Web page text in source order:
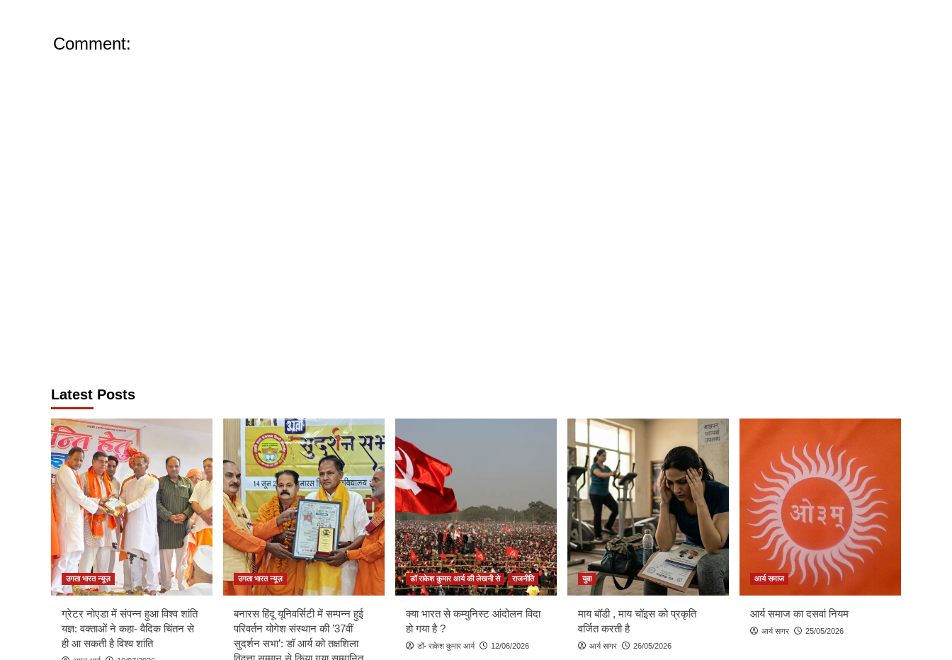
Comment:
Latest Posts
उगता भारत न्यूज़
ग्रेटर नोएडा में संपन्न हुआ विश्व शांति
यज्ञ: वक्ताओं ने कहा- वैदिक चिंतन से
ही आ सकती है विश्व शांति
उगता भारत न्यूज़
बनारस हिंदू यूनिवर्सिटी में सम्पन्न हुई
परिवर्तन योगेश संस्थान की ’37वीं
सुदर्शन सभा’: डॉ आर्य को तक्षशिला
डॉ राकेश कुमार आर्य की लेखनी से राजनीति
क्या भारत से कम्युनिस्ट आंदोलन विदा
हो गया है ?
डॉ॰ राकेश कुमार आर्य 12/06/2026
युवा
माय बॉडी , माय चॉइस को प्रकृति
वर्जित करती है
आर्य सागर 26/05/2026
आर्य समाज
आर्य समाज का दसवां नियम
आर्य सागर 25/05/2026